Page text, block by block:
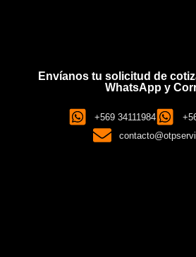
Envíanos tu solicitud de
WhatsApp y
+569 34111984